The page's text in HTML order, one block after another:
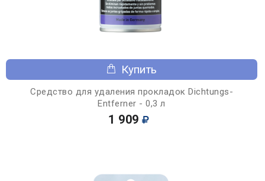
Купить
Средство для удаления прокладок Dichtungs-
Entferner - 0,3 л
1 909